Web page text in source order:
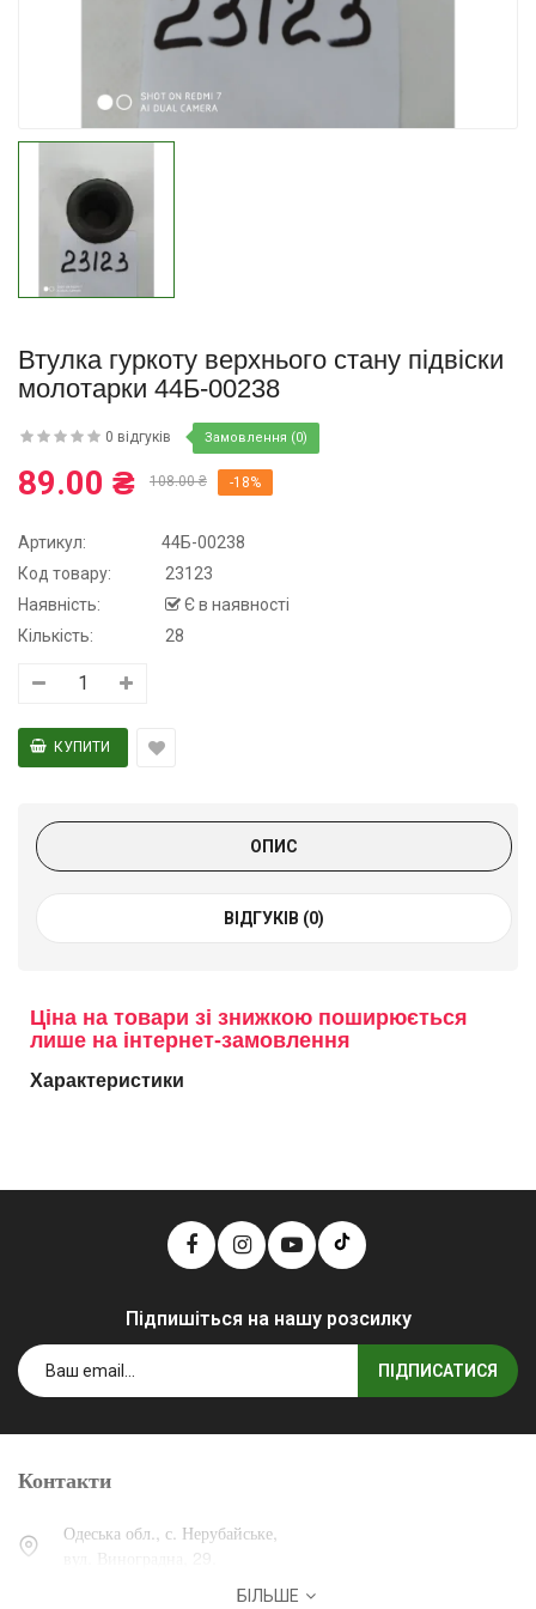
Купити
Втулка гуркоту верхнього стану підвіски
молотарки 44Б-00238
0 відгуків Замовлення (0)
89.00 ₴ 108.00 ₴ -18%
Артикул:
44Б-00238
Код товару:
23123
Наявність:
Є в наявності
Кількість:
28
ОПИС
ВІДГУКІВ (0)
Ціна на товари зі знижкою поширюється
лише на інтернет-замовлення
Характеристики
Підпишіться на нашу розсилку
ПІДПИСАТИСЯ
Контакти
Одеська обл., с. Нерубайське,
вул. Виноградна, 29.
БІЛЬШЕ